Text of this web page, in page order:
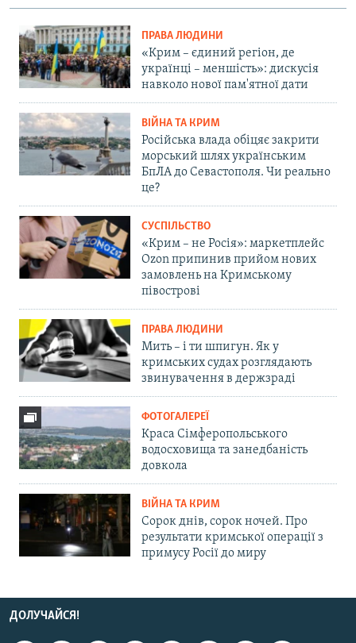
ПРАВА ЛЮДИНИ
«Крим – єдиний регіон, де
українці – меншість»: дискусія
навколо нової пам'ятної дати
ВІЙНА ТА КРИМ
Російська влада обіцяє закрити
морський шлях українським
БпЛА до Севастополя. Чи реально
це?
СУСПІЛЬСТВО
«Крим – не Росія»: маркетплейс
Ozon припинив прийом нових
замовлень на Кримському
півострові
ПРАВА ЛЮДИНИ
Мить – і ти шпигун. Як у
кримських судах розглядають
звинувачення в держзраді
ФОТОГАЛЕРЕЇ
Краса Сімферопольського
водосховища та занедбаність
довкола
ВІЙНА ТА КРИМ
Сорок днів, сорок ночей. Про
результати кримської операції з
примусу Росії до миру
ДОЛУЧАЙСЯ!